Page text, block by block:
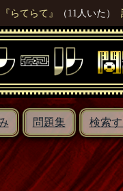
らてらて』 （11人いた）
問題集 検索